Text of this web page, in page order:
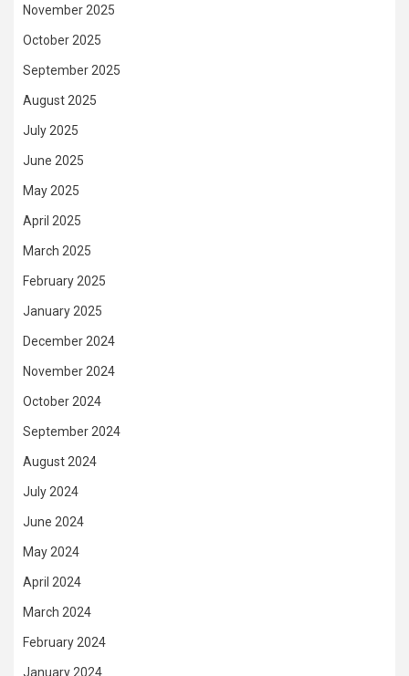
November 2025
October 2025
September 2025
August 2025
July 2025
June 2025
May 2025
April 2025
March 2025
February 2025
January 2025
December 2024
November 2024
October 2024
September 2024
August 2024
July 2024
June 2024
May 2024
April 2024
March 2024
February 2024
January 2024